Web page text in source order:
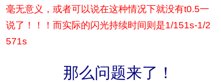
毫无意义，或者可以说在这种情况下就没有t0.5一
说了！！！而实际的闪光持续时间则是1/151s-1/2
571s
那么问题来了！